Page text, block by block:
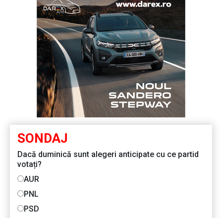
SONDAJ
Dacă duminică sunt alegeri anticipate cu ce partid
votați?
AUR
PNL
PSD